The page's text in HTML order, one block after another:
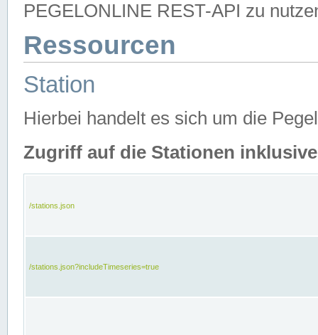
PEGELONLINE REST-API zu
Ressourcen
Station
Hierbei handelt es sich um die
Zugriff auf die Stationen
/stations.json
/stations.json?includeTimeseries=true